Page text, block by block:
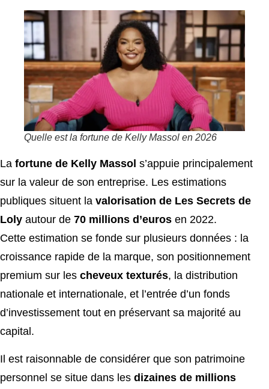
Quelle est la fortune de Kelly Massol en 2026
La fortune de Kelly Massol s’appuie principalement
sur la valeur de son entreprise. Les estimations
publiques situent la valorisation de Les Secrets de
Loly autour de 70 millions d’euros en 2022.
Cette estimation se fonde sur plusieurs données : la
croissance rapide de la marque, son positionnement
premium sur les cheveux texturés, la distribution
nationale et internationale, et l’entrée d’un fonds
d’investissement tout en préservant sa majorité au
capital.
Il est raisonnable de considérer que son patrimoine
personnel se situe dans les dizaines de millions